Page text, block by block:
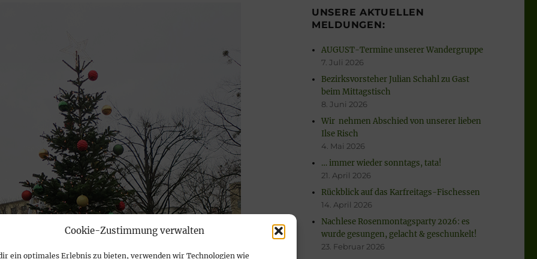
Cookie-Zustimmung verwalten
ein optimales Erlebnis zu bieten, verwenden wir Technologien wie
UNSERE AKTUELLEN
MELDUNGEN:
AUGUST-Termine unserer Wandergruppe
7. Juli 2026
Bezirksvorsteher Julian Schahl zu Gast
beim Mittagstisch
8. Juni 2026
Wir nehmen Abschied von unserer lieben
Ilse Risch
4. Mai 2026
… immer wieder sonntags, tata!
21. April 2026
Rückblick auf das Karfreitags-Fischessen
14. April 2026
Nachlese Rosenmontagsparty 2026: es
wurde gesungen, gelacht & geschunkelt!
23. Februar 2026